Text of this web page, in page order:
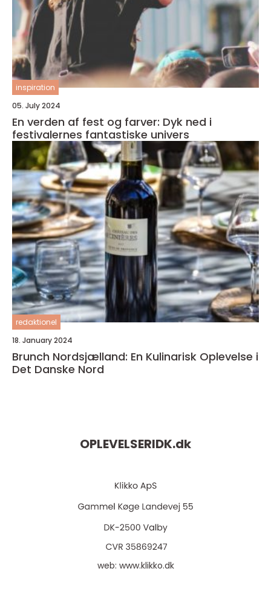
inspiration
05. July 2024
En verden af fest og farver: Dyk ned i
festivalernes fantastiske univers
redaktionel
18. January 2024
Brunch Nordsjælland: En Kulinarisk Oplevelse i
Det Danske Nord
OPLEVELSERIDK.dk
web: www.klikko.dk